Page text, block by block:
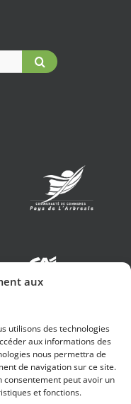
aux
utilisons des technologies
aux informations des
nous permettra de
de navigation sur ce site.
consentement peut avoir un
et fonctions.